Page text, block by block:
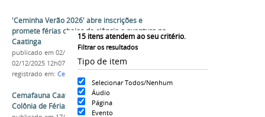
15 itens atendem ao seu critério.
Filtrar os resultados
Tipo de item
Selecionar Todos/Nenhum
Áudio
Página
Evento
'Ceminha Verão 2026' abre inscrições e
promete férias cheias de ciência e aventura na
Caatinga
publicado em 02/12/2025—última modificação
02/12/2025 12h07
registrado em: Ceminha
Cemafauna Caatinga abrirá inscrições para
Colônia de Férias ‘Ceminha’ em janeiro de 2019